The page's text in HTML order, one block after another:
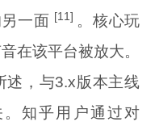
一面 [11] 。核心玩
在该平台被放大。
述，与3.x版本主线
知乎用户通过对